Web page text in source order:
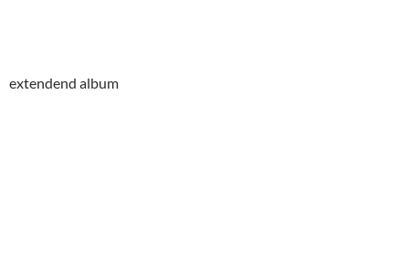
extendend album